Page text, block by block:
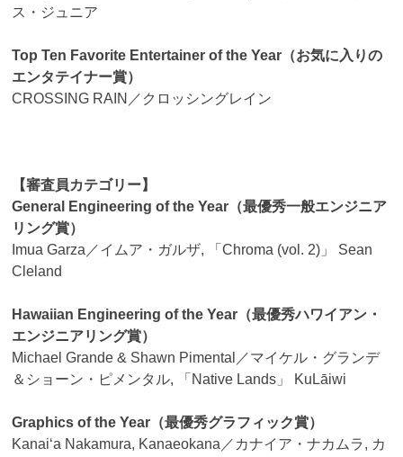
ス・ジュニア
Top Ten Favorite Entertainer of the Year（お気に入りの
エンタテイナー賞）
CROSSING RAIN／クロッシングレイン
【審査員カテゴリー】
General Engineering of the Year（最優秀一般エンジニア
リング賞）
Imua Garza／イムア・ガルザ, 「Chroma (vol. 2)」 Sean
Cleland
Hawaiian Engineering of the Year（最優秀ハワイアン・
エンジニアリング賞）
Michael Grande & Shawn Pimental／マイケル・グランデ
＆ショーン・ピメンタル, 「Native Lands」 KuLāiwi
Graphics of the Year（最優秀グラフィック賞）
Kanaiʻa Nakamura, Kanaeokana／カナイア・ナカムラ, カ